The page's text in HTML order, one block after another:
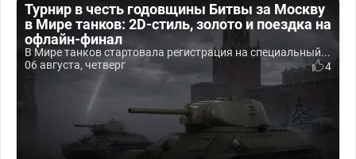
Турнир в честь годовщины Битвы за Москву
в Мире танков: 2D-стиль, золото и поездка на
офлайн-финал
В Мире танков стартовала регистрация на специальный...
06 августа, четверг
4